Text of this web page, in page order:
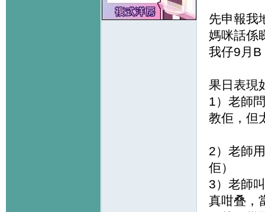
先申報我
媽咪話係
我仔9月B
果日表現
1）老師
教佢，但
2）老師
佢）
3）老師
真咁叠，